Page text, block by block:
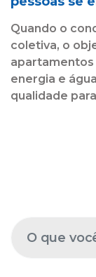
Quando o
coletiva, o
apartamentos
energia e
qualidade